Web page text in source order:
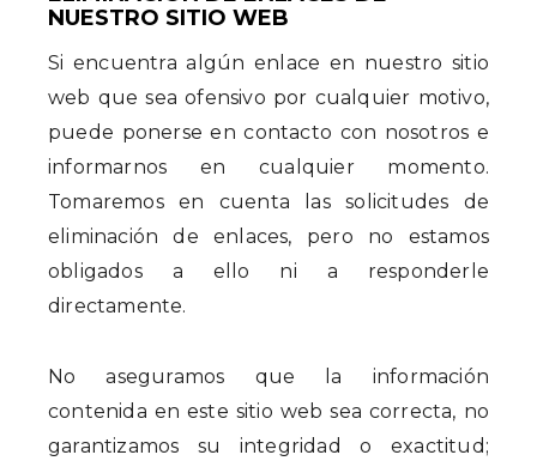
NUESTRO SITIO WEB
Si encuentra algún enlace en nuestro sitio
web que sea ofensivo por cualquier motivo,
puede ponerse en contacto con nosotros e
informarnos en cualquier momento.
Tomaremos en cuenta las solicitudes de
eliminación de enlaces, pero no estamos
obligados a ello ni a responderle
directamente.
No aseguramos que la información
contenida en este sitio web sea correcta, no
garantizamos su integridad o exactitud;